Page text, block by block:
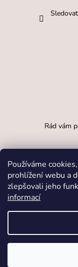
Používáme
prohlížení webu a
zlepšovali jeho
informací
Rád vám